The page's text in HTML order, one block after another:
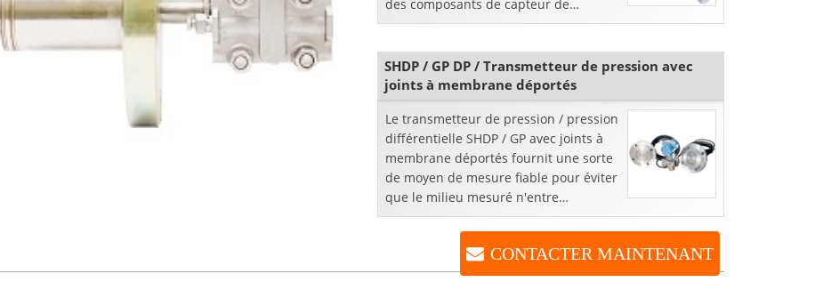
des composants de capteur de
pression en silicium qualifiés importés
SHDP / GP DP / Transmetteur de pression avec
joints à membrane déportés
Le transmetteur de pression / pression
différentielle SHDP / GP avec joints à
membrane déportés fournit une sorte
de moyen de mesure fiable pour éviter
que le milieu mesuré n'entre
directement en contact avec la
membrane d'étanchéité du ...
CONTACTER MAINTENANT